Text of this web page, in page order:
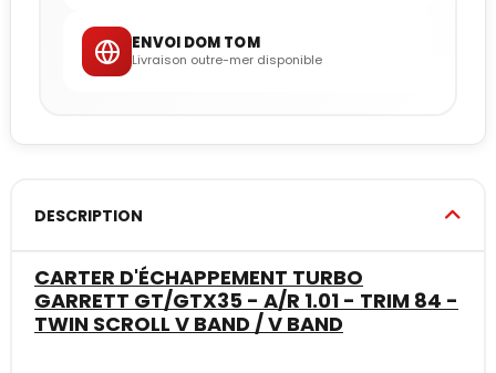
ENVOI DOM TOM
Livraison outre-mer disponible
DESCRIPTION
CARTER D'ÉCHAPPEMENT TURBO
GARRETT GT/GTX35 - A/R 1.01 - TRIM 84 -
TWIN SCROLL V BAND / V BAND